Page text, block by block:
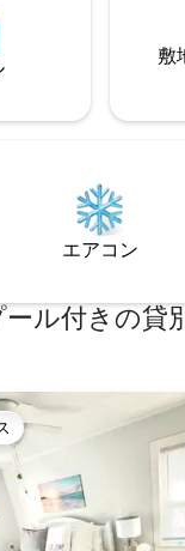
敷
エアコン
ール付きの貸
イスです。